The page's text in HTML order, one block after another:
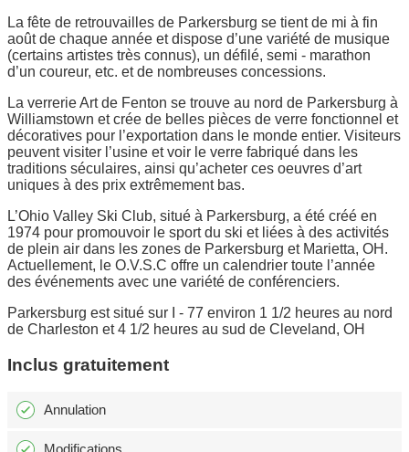
La fête de retrouvailles de Parkersburg se tient de mi à fin
août de chaque année et dispose d’une variété de musique
(certains artistes très connus), un défilé, semi - marathon
d’un coureur, etc. et de nombreuses concessions.
La verrerie Art de Fenton se trouve au nord de Parkersburg à
Williamstown et crée de belles pièces de verre fonctionnel et
décoratives pour l’exportation dans le monde entier. Visiteurs
peuvent visiter l’usine et voir le verre fabriqué dans les
traditions séculaires, ainsi qu’acheter ces oeuvres d’art
uniques à des prix extrêmement bas.
L’Ohio Valley Ski Club, situé à Parkersburg, a été créé en
1974 pour promouvoir le sport du ski et liées à des activités
de plein air dans les zones de Parkersburg et Marietta, OH.
Actuellement, le O.V.S.C offre un calendrier toute l’année
des événements avec une variété de conférenciers.
Parkersburg est situé sur I - 77 environ 1 1/2 heures au nord
de Charleston et 4 1/2 heures au sud de Cleveland, OH
Inclus gratuitement
Annulation